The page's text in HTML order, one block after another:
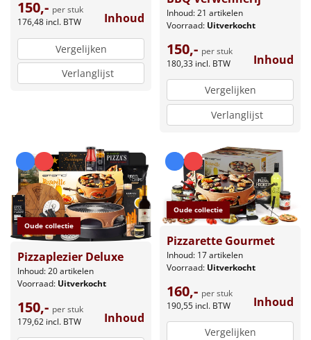
150,- per stuk
176,48 incl. BTW Inhoud
Vergelijken
Verlanglijst
Inhoud: 21 artikelen
Voorraad: Uitverkocht
150,- per stuk
180,33 incl. BTW Inhoud
Vergelijken
Verlanglijst
Oude collectie
Pizzaplezier Deluxe
Inhoud: 20 artikelen
Voorraad: Uitverkocht
150,- per stuk
179,62 incl. BTW Inhoud
Oude collectie
Pizzarette Gourmet
Inhoud: 17 artikelen
Voorraad: Uitverkocht
160,- per stuk
190,55 incl. BTW Inhoud
Vergelijken